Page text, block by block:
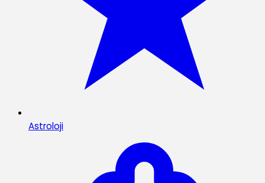
Astroloji